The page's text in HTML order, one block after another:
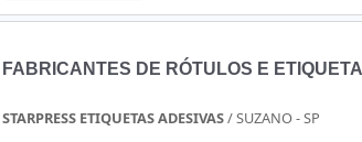
muito eficiente por auxiliar a reduzir
evidência sem ter que pagar
logomarca. Disponível no mercado em diversos
grandes empresas, desde que adquiridas
FABRICANTES DE RÓTULOS E
STARPRESS ETIQUETAS ADESIVAS/ SUZANO - SP